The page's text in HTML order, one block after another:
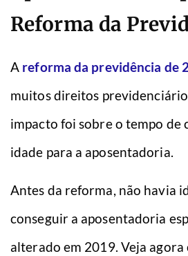
Reforma da
A reforma da previdência de
muitos direitos
impacto foi sobre o tempo de
idade para a aposentadoria.
Antes da reforma, não havia
conseguir a aposentadoria
alterado em 2019. Veja agora